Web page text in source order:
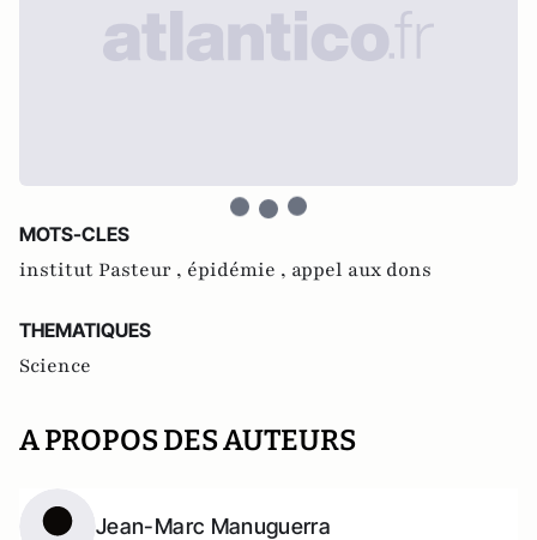
MOTS-CLES
institut Pasteur , épidémie , appel aux dons
THEMATIQUES
Science
A PROPOS DES AUTEURS
Jean-Marc Manuguerra